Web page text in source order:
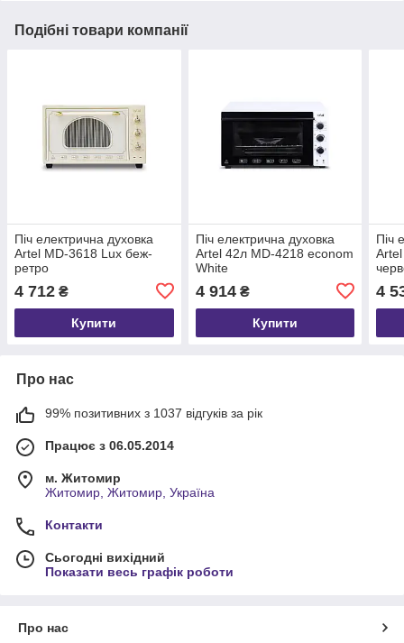
Подібні товари компанії
Піч електрична духовка
Artel MD-3618 Lux беж-
ретро
4 712 ₴
Купити
Піч електрична духовка
Artel 42л MD-4218 econom
White
4 914₴
Купити
Піч
4
Про нас
99% позитивних з 1037 відгуків за рік
Працює з 06.05.2014
м. Житомир
Житомир, Житомир, Україна
Контакти
Сьогодні вихідний
Показати весь графік роботи
Про нас